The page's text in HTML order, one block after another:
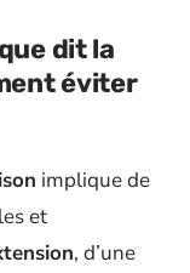
dit la
éviter
implique de
et
, d’une